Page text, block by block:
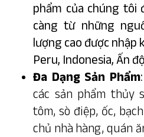
phẩm của chúng tôi
càng từ những
lượng cao được nhập
Peru, Indonesia, Ấn
Đa Dạng Sản Phẩm:
các sản phẩm thủy
tôm, sò điệp, ốc,
chủ nhà hàng, quán